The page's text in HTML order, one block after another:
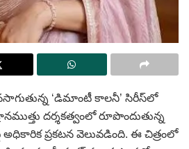
‘డిమాంటీ కాలనీ’ సిరీస్‌లో
దర్శకత్వంలో రూపొందుతున్న
ప్రకటన వెలువడింది. ఈ చిత్రంలో